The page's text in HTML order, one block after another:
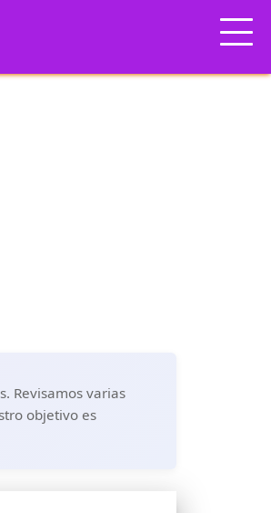
Revisamos varias
objetivo es